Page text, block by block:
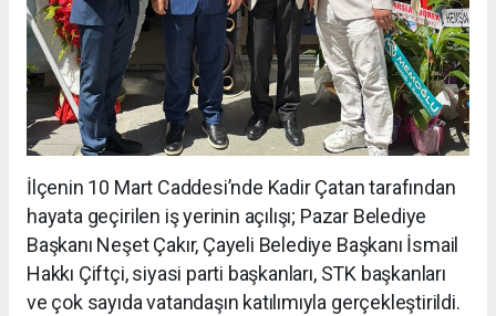
İlçenin 10 Mart Caddesi’nde Kadir Çatan tarafından
hayata geçirilen iş yerinin açılışı; Pazar Belediye
Başkanı Neşet Çakır, Çayeli Belediye Başkanı İsmail
Hakkı Çiftçi, siyasi parti başkanları, STK başkanları
ve çok sayıda vatandaşın katılımıyla gerçekleştirildi.